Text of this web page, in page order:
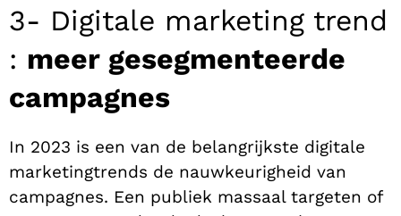
3- Digitale marketing trend
: meer gesegmenteerde
campagnes
In 2023 is een van de belangrijkste digitale
marketingtrends de nauwkeurigheid van
campagnes. Een publiek massaal targeten of